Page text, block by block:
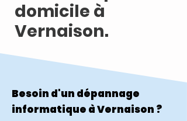
domicile à
Vernaison.
Besoin d'un dépannage
informatique à Vernaison ?